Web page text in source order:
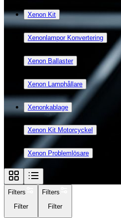
Xenon Kit
Xenonlampor Konvertering
Xenon Ballaster
Xenon Lamphållare
Xenonkablage
Xenon Kit Motorcyckel
Xenon Problemlösare
Filters
Filter
Filters
Filter